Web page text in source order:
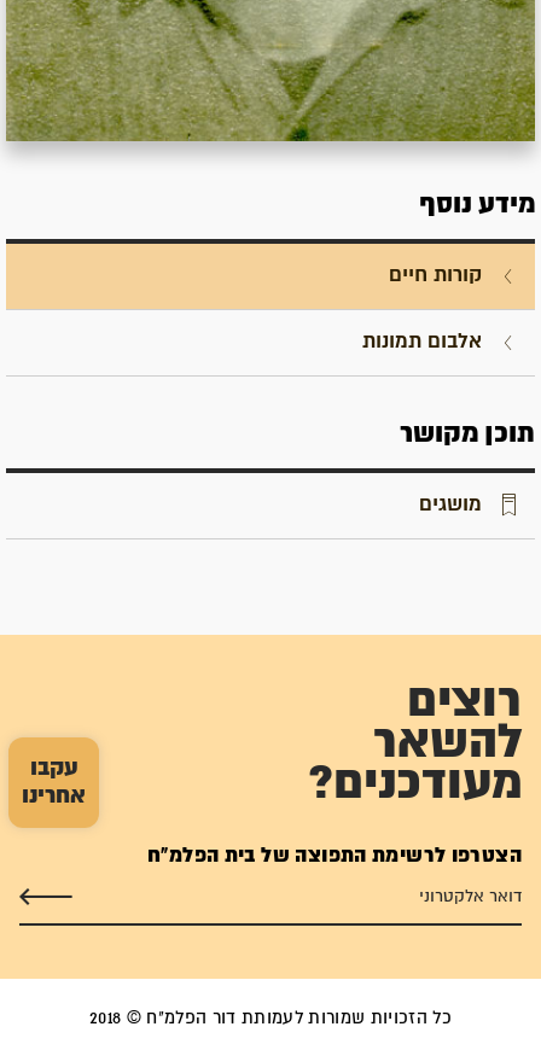
עקבו
אחרינו
מידע נוסף
קורות חיים
אלבום תמונות
תוכן מקושר
מושגים
רוצים
להשאר
מעודכנים?
הצטרפו לרשימת התפוצה של בית הפלמ"ח
כל הזכויות שמורות לעמותת דור הפלמ"ח © 2018